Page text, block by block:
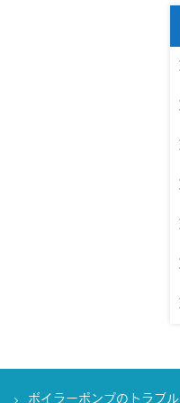
ボイラーポンプのトラブル